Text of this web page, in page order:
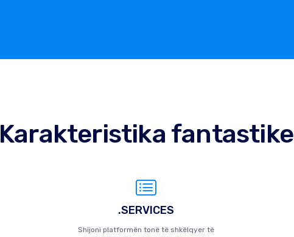
Karakteristika fantastike
.SERVICES
Shijoni platformën tonë të shkëlqyer të